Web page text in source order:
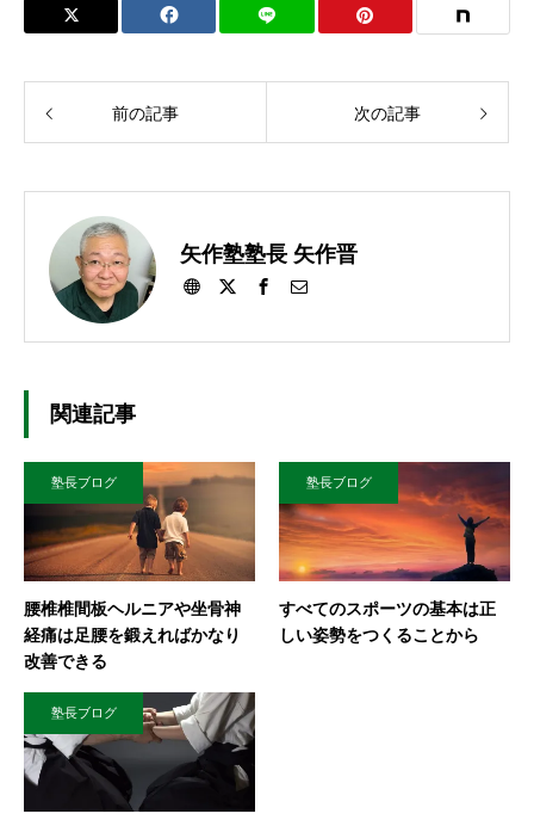
前の記事 次の記事
矢作塾塾長 矢作晋
関連記事
塾長ブログ
腰椎椎間板ヘルニアや坐骨神
経痛は足腰を鍛えればかなり
改善できる
塾長ブログ
すべてのスポーツの基本は正
しい姿勢をつくることから
塾長ブログ